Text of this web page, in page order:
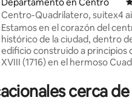
4.84 de 5; 212
Centro-Quadrilatero, suitex4
acondicionado, pago del
estacionamiento
Estamos en el corazón del
histórico de la ciudad, dentro
edificio construido a principios
XVIII (1716) en el hermoso
de partida perfecto para visitar
a pie. A las parejas les encantará, pero
cerca